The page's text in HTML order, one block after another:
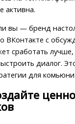
активна.
вы — бренд
ВКонтакте с
сработать
диалог.
для